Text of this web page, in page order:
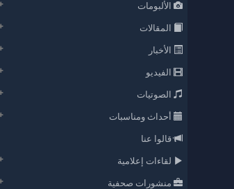
الألبومات
المقالات
الأخبار
الفيديو
الصوتيات
أحداث ومناسبات
قالوا عنا
لقاءات إعلامية
منشورات صحفية